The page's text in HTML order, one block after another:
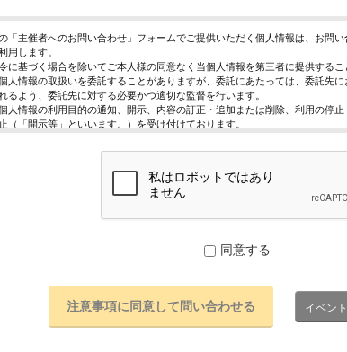
「主催者へのお問い合わせ」フォームでご提供いただく個人情報は、お問
用します。
に基づく場合を除いてご本人様の同意なく当個人情報を第三者に提供するこ
人情報の取扱いを委託することがありますが、委託にあたっては、委託先
るよう、委託先に対する必要かつ適切な監督を行います。
人情報の利用目的の通知、開示、内容の訂正・追加または削除、利用の停
（「開示等」といいます。）を受け付けております。
入力頂く情報の提供は任意となっております。ただし、正確な情報をご提供い
ホームページではご利用状況の統計調査のためクッキー等を用いておりますが
京都渋谷区千駄ヶ谷1－21－6 E-Mail：contact@eventregist.com
Mail ： contact@eventregist.com
同意する
イベン